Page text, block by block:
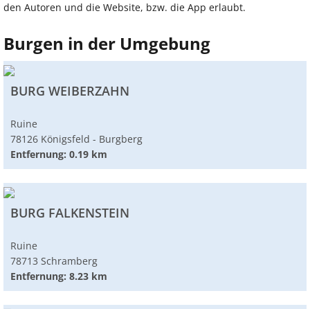
den Autoren und die Website, bzw. die App erlaubt.
Burgen in der Umgebung
BURG WEIBERZAHN
Ruine
78126 Königsfeld - Burgberg
Entfernung: 0.19 km
BURG FALKENSTEIN
Ruine
78713 Schramberg
Entfernung: 8.23 km